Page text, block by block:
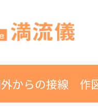
からの接線 作